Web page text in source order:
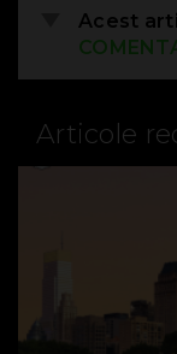
Acest
Articole